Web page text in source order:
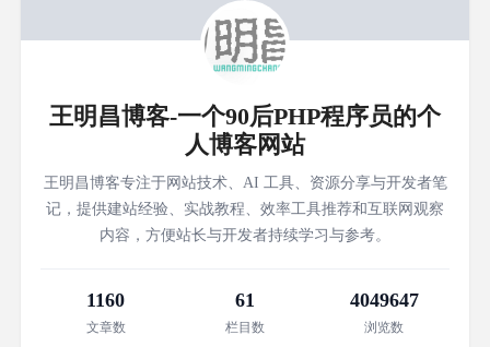
王明昌博客-一个90后PHP程序员的个
人博客网站
王明昌博客专注于网站技术、AI 工具、资源分享与开发者笔
记，提供建站经验、实战教程、效率工具推荐和互联网观察
内容，方便站长与开发者持续学习与参考。
1160
文章数
61
栏目数
4049647
浏览数